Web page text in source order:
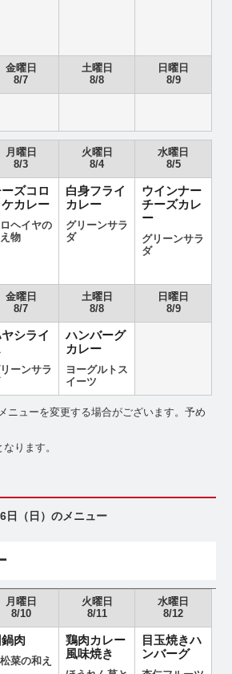
金曜日
8/7
土曜日
8/8
日曜日
8/9
月曜日
8/3
火曜日
8/4
水曜日
8/5
ズコロ
ケカレー
ヘイヤの
物
白身フライ
カレー
グリーンサラ
ダ
ウインナー
チーズカレ
ー
グリーンサラ
ダ
金曜日
8/7
土曜日
8/8
日曜日
8/9
シライ
ーンサラ
ハンバーグ
カレー
ヨーグルトス
イーツ
ニューを変更する場合がございます。予め
ります。
日（日）のメニュー
月曜日
8/10
火曜日
8/11
水曜日
8/12
鍋肉
菜の和え
鶏肉カレー
風味焼き
目玉焼きハ
ンバーグ